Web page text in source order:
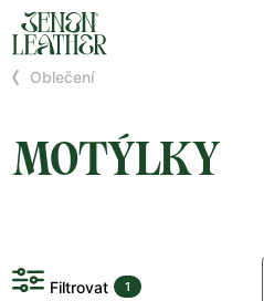
Oblečení
MOTÝLKY
Filtrovat 1